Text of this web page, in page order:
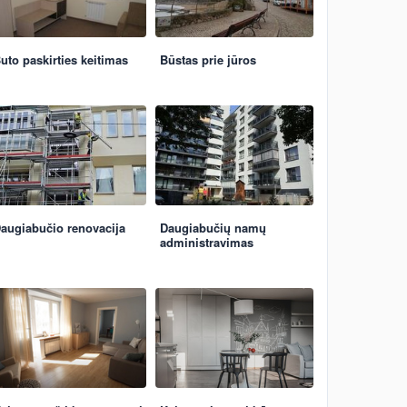
paskirties keitimas Būstas prie jūros
renovacija
Daugiabučių namų
administravimas